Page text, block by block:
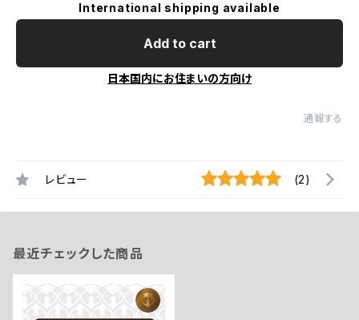
International shipping available
Add to cart
日本国内にお住まいの方向け
通報する
レビュー (2)
最近チェックした商品